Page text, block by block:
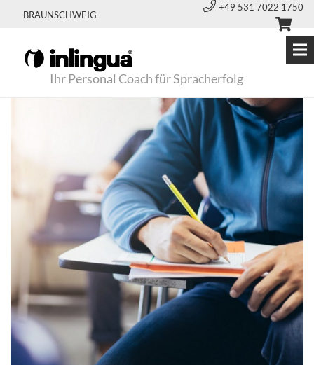
BRAUNSCHWEIG
+49 531 7022 1750
Ihr Personal Coach für Spracherfolg